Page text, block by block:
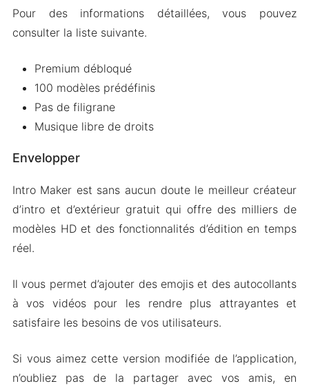
Pour des informations détaillées, vous pouvez
consulter la liste suivante.
Premium débloqué
100 modèles prédéfinis
Pas de filigrane
Musique libre de droits
Envelopper
Intro Maker est sans aucun doute le meilleur créateur
d’intro et d’extérieur gratuit qui offre des milliers de
modèles HD et des fonctionnalités d’édition en temps
réel.
Il vous permet d’ajouter des emojis et des autocollants
à vos vidéos pour les rendre plus attrayantes et
satisfaire les besoins de vos utilisateurs.
Si vous aimez cette version modifiée de l’application,
n’oubliez pas de la partager avec vos amis, en